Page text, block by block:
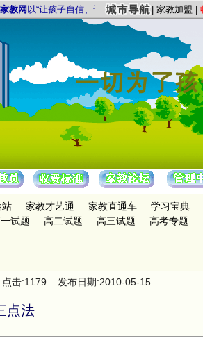
网以“让孩子自信、让家长放心”为服务宗旨，以
家教加盟
站 家教才艺通 家教直通车 学习宝典
试题 高二试题 高三试题 高考专题
击:1179 发布日期:2010-05-15
点法